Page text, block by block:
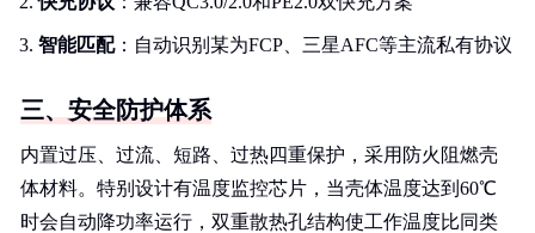
智能匹配：自动识别某为FCP、三星AFC等主流私有协议
三、安全防护体系
内置过压、过流、短路、过热四重保护，采用防火阻燃壳
体材料。特别设计有温度监控芯片，当壳体温度达到60℃
时会自动降功率运行，双重散热孔结构使工作温度比同类